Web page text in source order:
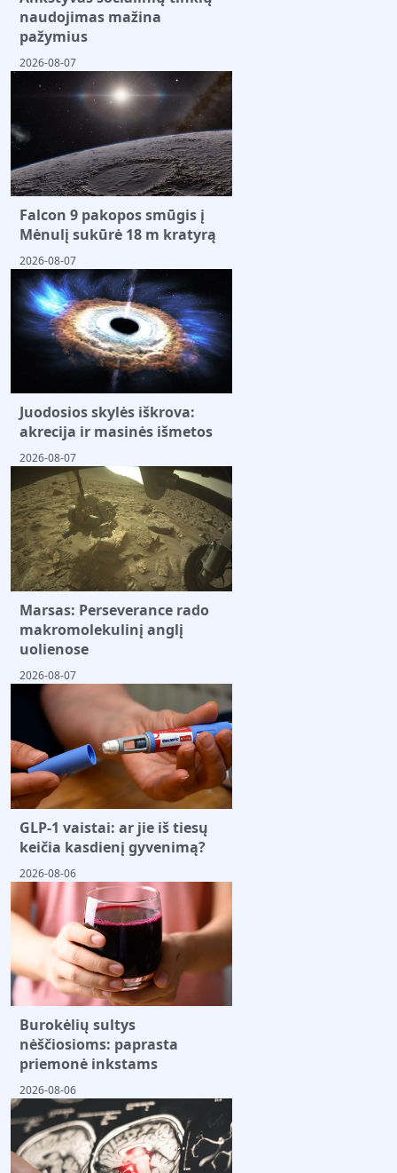
naudojimas mažina
pažymius
2026-08-07
Falcon 9 pakopos smūgis į
Mėnulį sukūrė 18 m kratyrą
2026-08-07
Juodosios skylės iškrova:
akrecija ir masinės išmetos
2026-08-07
Marsas: Perseverance rado
makromolekulinį anglį
uolienose
2026-08-07
GLP-1 vaistai: ar jie iš tiesų
keičia kasdienį gyvenimą?
2026-08-06
Burokėlių sultys
nėščiosioms: paprasta
priemonė inkstams
2026-08-06